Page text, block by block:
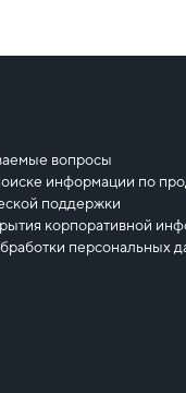
вопросы
информации по
поддержки
корпоративной
персональных